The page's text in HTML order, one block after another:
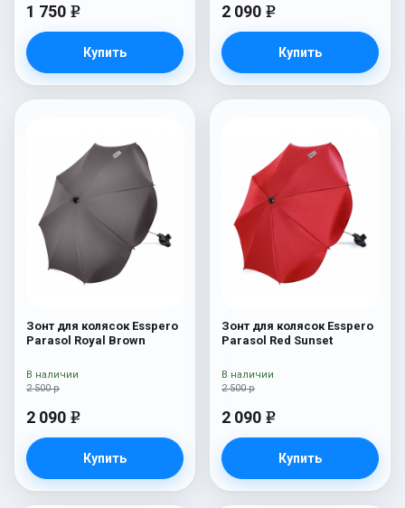
1 750 e
Купить
2 090 e
Купить
Зонт для колясок Esspero
Parasol Royal Brown
2 500 р
2 090 e
Купить
В наличии
Зонт для колясок Esspero
Parasol Red Sunset
2 500 р
2 090 e
Купить
В наличии